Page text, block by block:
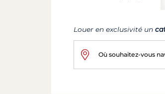
Louer en exclusivité un